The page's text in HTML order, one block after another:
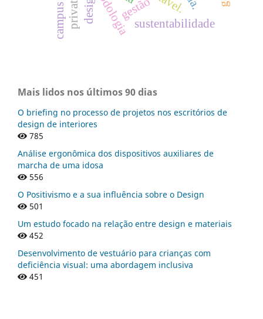
design sustentabilidade
gestão
Mais lidos nos últimos 90 dias
O briefing no processo de projetos nos escritórios de
design de interiores
785
Análise ergonômica dos dispositivos auxiliares de
marcha de uma idosa
556
O Positivismo e a sua influência sobre o Design
501
Um estudo focado na relação entre design e materiais
452
Desenvolvimento de vestuário para crianças com
deficiência visual: uma abordagem inclusiva
451